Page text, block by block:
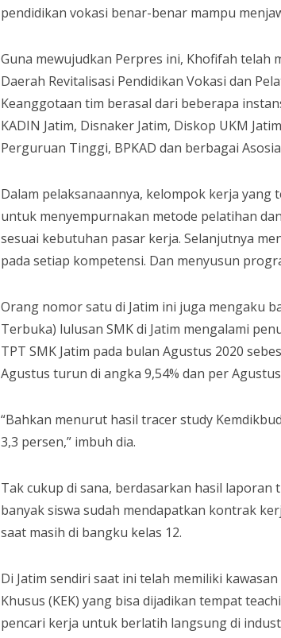
pendidikan vokasi benar-benar mampu
Guna mewujudkan Perpres ini, Khofifah telah
Daerah Revitalisasi Pendidikan Vokasi dan
Keanggotaan tim berasal dari beberapa
KADIN Jatim, Disnaker Jatim, Diskop UKM
Perguruan Tinggi, BPKAD dan berbagai
Dalam pelaksanaannya, kelompok kerja
untuk menyempurnakan metode pelatihan
sesuai kebutuhan pasar kerja. Selanjutnya
pada setiap kompetensi. Dan menyusun
Orang nomor satu di Jatim ini juga mengaku
Terbuka) lulusan SMK di Jatim mengalami
TPT SMK Jatim pada bulan Agustus 2020
Agustus turun di angka 9,54% dan per
“Bahkan menurut hasil tracer study
3,3 persen,” imbuh dia.
Tak cukup di sana, berdasarkan hasil laporan
banyak siswa sudah mendapatkan kontrak
saat masih di bangku kelas 12.
Di Jatim sendiri saat ini telah memiliki
Khusus (KEK) yang bisa dijadikan tempat
pencari kerja untuk berlatih langsung di